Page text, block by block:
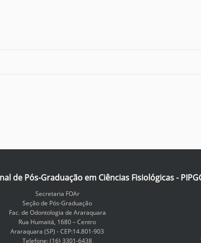
de Pós-Graduação em Ciências Fisiológicas -
Secretaria FOAr
Seção de Pós-Graduação
Fac. de Odontologia de Araraquara
Rua Humaitá, 1680 – Centro
Araraquara (SP) - CEP:14.801-903
Telefone: (16) 3301-6438